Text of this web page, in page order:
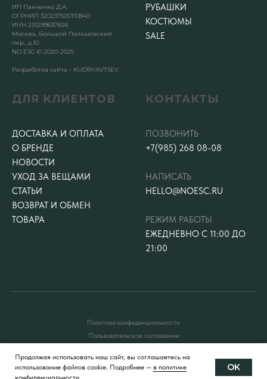
Продолжая использовать наш сайт, вы соглашаетесь на
использование файлов cookie. Подробнее — в политике
конфиденциальности
OK
ИП Панченко Д.А.
ОГРНИП 320237500110840
ИНН 231299637826
Москва, Большой Палашёвский
пер., д.10
NO ESC © 2020-2025
Разработка сайта - KUDRYAVTSEV
РУБАШКИ
КОСТЮМЫ
SALE
ДЛЯ КЛИЕНТОВ
ДОСТАВКА И ОПЛАТА
О БРЕНДЕ
НОВОСТИ
УХОД ЗА ВЕЩАМИ
СТАТЬИ
ВОЗВРАТ И ОБМЕН
ТОВАРА
КОНТАКТЫ
ПОЗВОНИТЬ
+7(985) 268 08-08
НАПИСАТЬ
HELLO@NOESC.RU
РЕЖИМ РАБОТЫ
ЕЖЕДНЕВНО С 11:00 ДО
21:00
Политика конфеденциальности
Пользовательское соглашение